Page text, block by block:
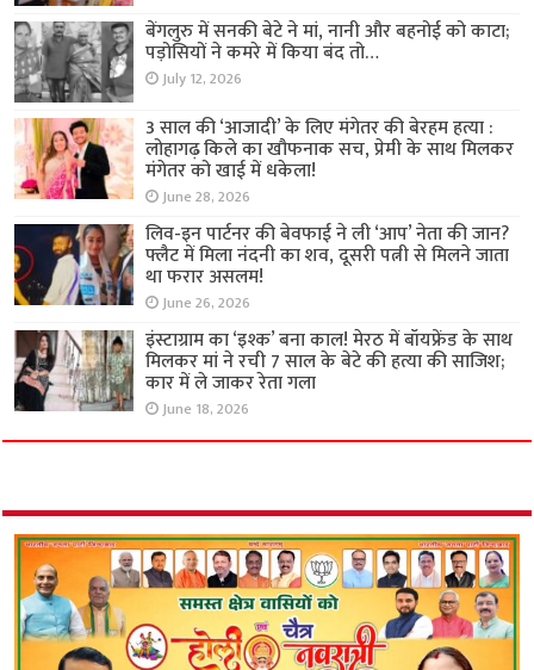
बेंगलुरु में सनकी बेटे ने मां, नानी और बहनोई को काटा;
पड़ोसियों ने कमरे में किया बंद तो…
July 12, 2026
3 साल की ‘आजादी’ के लिए मंगेतर की बेरहम हत्या :
लोहागढ़ किले का खौफनाक सच, प्रेमी के साथ मिलकर
मंगेतर को खाई में धकेला!
June 28, 2026
लिव-इन पार्टनर की बेवफाई ने ली ‘आप’ नेता की जान?
फ्लैट में मिला नंदनी का शव, दूसरी पत्नी से मिलने जाता
था फरार असलम!
June 26, 2026
इंस्टाग्राम का ‘इश्क’ बना काल! मेरठ में बॉयफ्रेंड के साथ
मिलकर मां ने रची 7 साल के बेटे की हत्या की साजिश;
कार में ले जाकर रेता गला
June 18, 2026